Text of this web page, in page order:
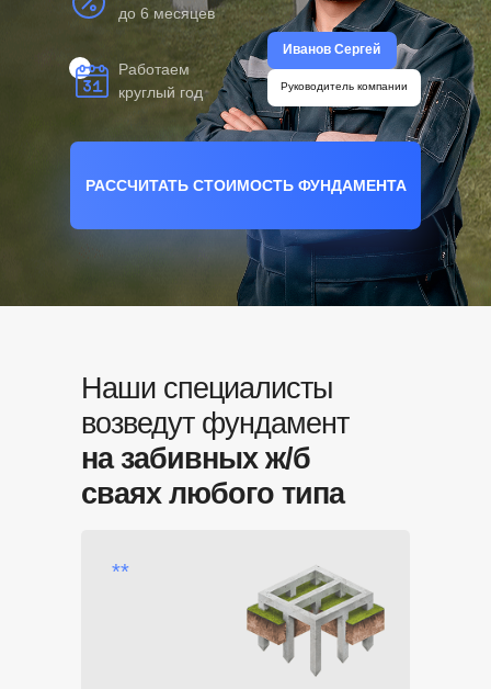
Работаем
круглый год
до 6 месяцев
Иванов Сергей
Руководитель компании
РАССЧИТАТЬ СТОИМОСТЬ ФУНДАМЕНТА
**
Наши специалисты
возведут фундамент
на забивных ж/б
сваях любого типа